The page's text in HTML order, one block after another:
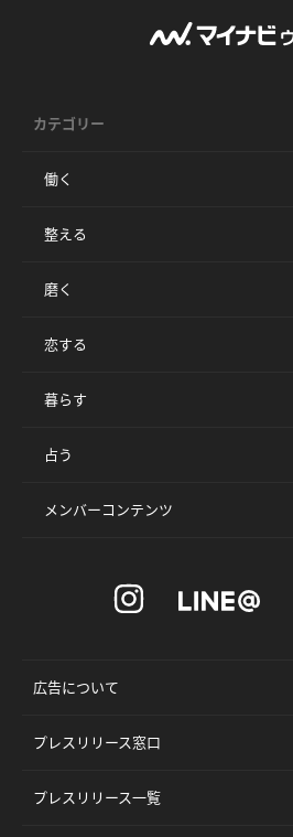
カテゴリー
働く
整える
磨く
恋する
暮らす
占う
メンバーコンテンツ
広告について
プレスリリース窓口
プレスリリース一覧